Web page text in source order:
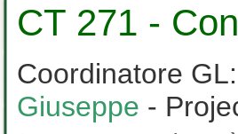
CT 271 -
Coordinatore GL:
Giuseppe -